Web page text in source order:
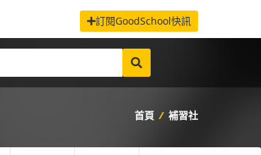
訂閱GoodSchool快訊
首頁 / 補習社